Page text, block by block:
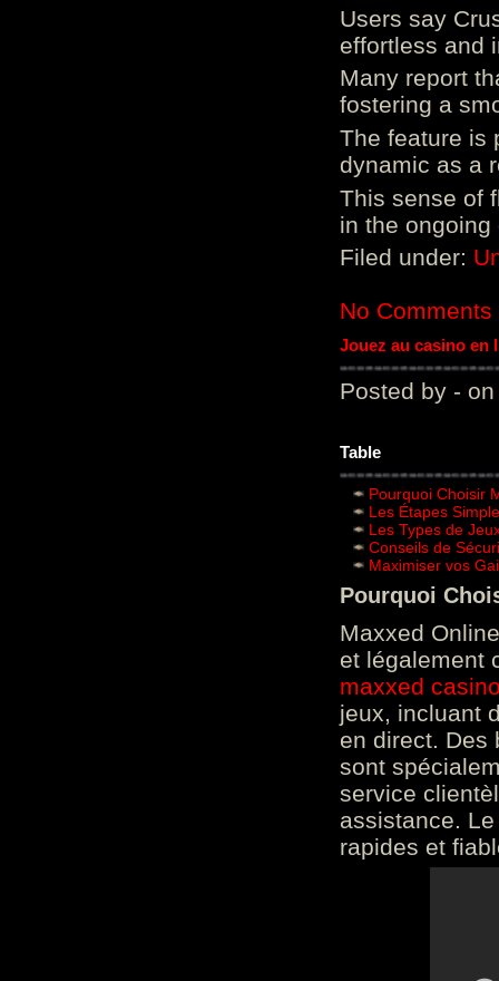
Users say
effortless and
Many report
fostering a
The feature is
dynamic as a
This sense of
in the ongoing
Filed under:
No Comments
Jouez au casino en
Posted by - on
Table
Pourquoi Choisir
Les Étapes
Les Types de
Conseils de
Maximiser vos
Pourquoi
Maxxed
et légalement
maxxed
jeux, incluant
en direct. Des
sont
service
assistance.
rapides et